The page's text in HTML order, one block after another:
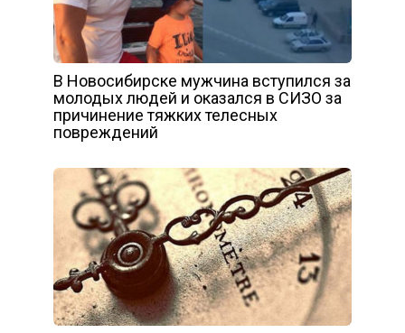
В Новосибирске мужчина вступился за
молодых людей и оказался в СИЗО за
причинение тяжких телесных
повреждений